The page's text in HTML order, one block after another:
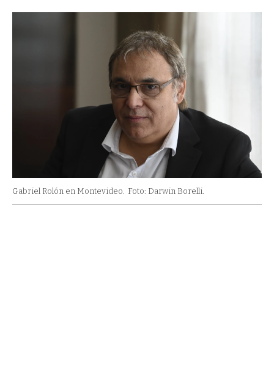
Gabriel Rolón en Montevideo. Foto: Darwin Borelli.